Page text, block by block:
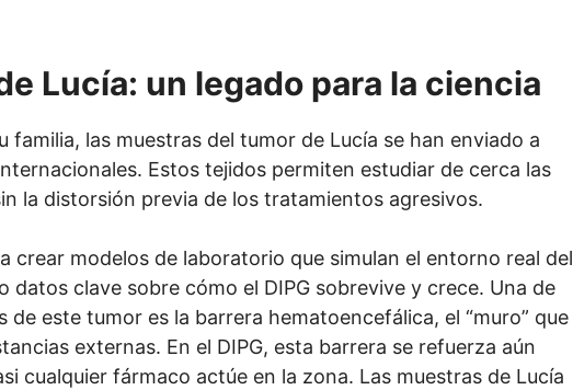
Lucía: un legado para la ciencia
familia, las muestras del tumor de Lucía se han enviado a
Estos tejidos permiten estudiar de cerca las
la distorsión previa de los tratamientos agresivos.
crear modelos de laboratorio que simulan el entorno real del
datos clave sobre cómo el DIPG sobrevive y crece. Una de
de este tumor es la barrera hematoencefálica, el “muro” que
externas. En el DIPG, esta barrera se refuerza aún
cualquier fármaco actúe en la zona. Las muestras de Lucía